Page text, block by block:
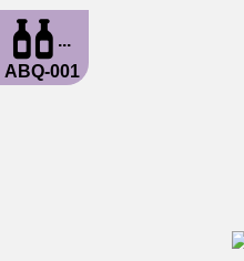
...
ABQ-001